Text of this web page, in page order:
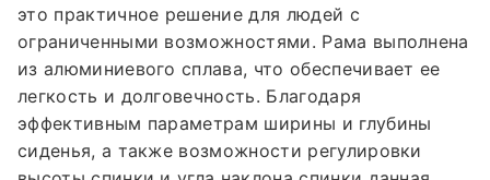
310мм и передним колесом размером 190мм,
которые вместе с амортизацией создают
плавную и комфортную езду. Кроме того, она
имеет удобные поручни, фиксированные
подлокотники и пятиточечные ремни
безопасности для дополнительной защиты.
это практичное решение для людей с
ограниченными возможностями. Рама выполнена
из алюминиевого сплава, что обеспечивает ее
легкость и долговечность. Благодаря
эффективным параметрам ширины и глубины
сиденья, а также возможности регулировки